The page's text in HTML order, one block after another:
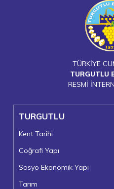
TÜRKİYE
TURGUTLU
RESMİ
TURGUTLU
Kent Tarihi
Coğrafi Yapı
Sosyo Ekonomik Yapı
Tarım